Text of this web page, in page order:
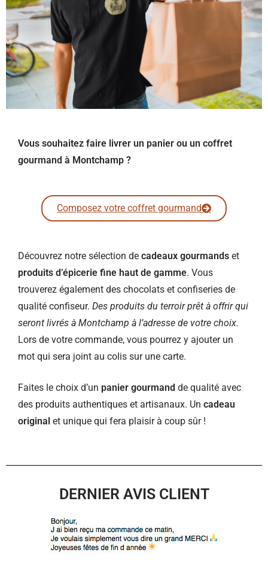
Vous souhaitez faire livrer un panier ou un coffret
gourmand à Montchamp ?
Composez votre coffret gourmand
Découvrez notre sélection de cadeaux gourmands et
produits d’épicerie fine haut de gamme. Vous
trouverez également des chocolats et confiseries de
qualité confiseur. Des produits du terroir prêt à offrir qui
seront livrés à Montchamp à l’adresse de votre choix.
Lors de votre commande, vous pourrez y ajouter un
mot qui sera joint au colis sur une carte.
Faites le choix d’un panier gourmand de qualité avec
des produits authentiques et artisanaux. Un cadeau
original et unique qui fera plaisir à coup sûr !
DERNIER AVIS CLIENT